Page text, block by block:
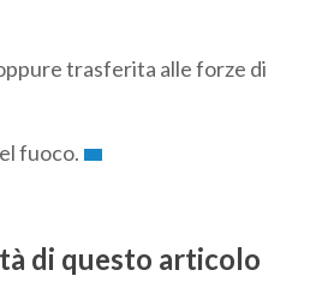
trasferita alle forze di
fuoco.
di questo articolo